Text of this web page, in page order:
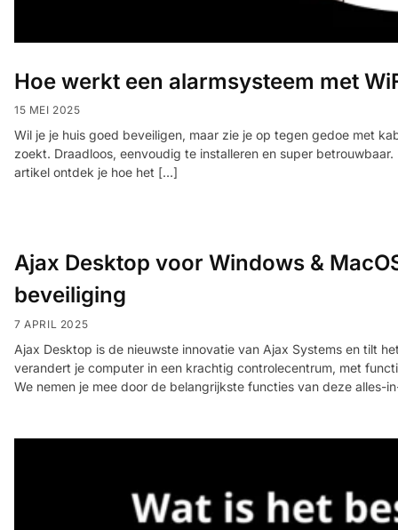
Hoe werkt een alarmsysteem met
15 MEI 2025
Wil je je huis goed beveiligen, maar zie je op tegen gedoe met
zoekt. Draadloos, eenvoudig te installeren en super
artikel ontdek je hoe het […]
Ajax Desktop voor Windows &
beveiliging
7 APRIL 2025
Ajax Desktop is de nieuwste innovatie van Ajax Systems en tilt
verandert je computer in een krachtig controlecentrum, met
We nemen je mee door de belangrijkste functies van deze